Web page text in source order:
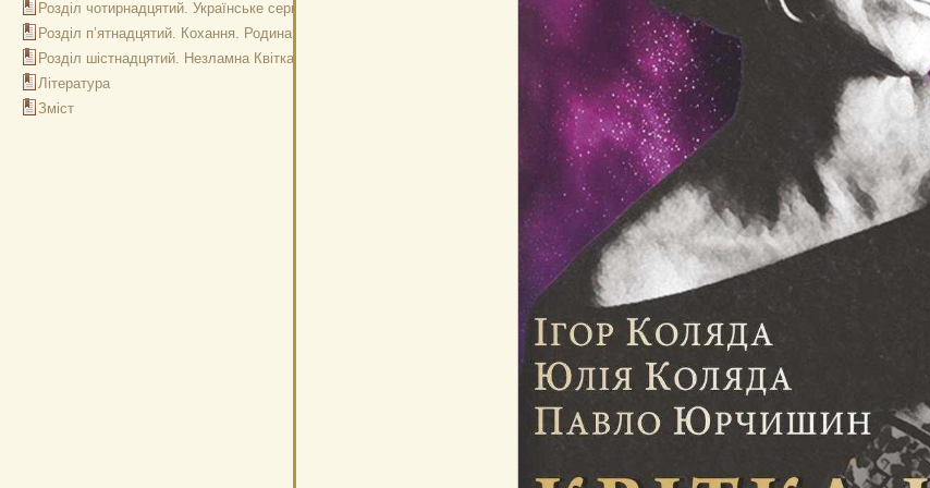
Розділ чотирнадцятий. Українське серце
Розділ п’ятнадцятий. Кохання. Родина. Особистість
Розділ шістнадцятий. Незламна Квітка
Література
Зміст